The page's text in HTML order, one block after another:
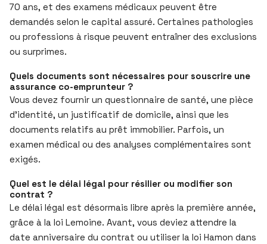
70 ans, et des examens médicaux peuvent être
demandés selon le capital assuré. Certaines pathologies
ou professions à risque peuvent entraîner des exclusions
ou surprimes.
Quels documents sont nécessaires pour souscrire une
assurance co-emprunteur ?
Vous devez fournir un questionnaire de santé, une pièce
d’identité, un justificatif de domicile, ainsi que les
documents relatifs au prêt immobilier. Parfois, un
examen médical ou des analyses complémentaires sont
exigés.
Quel est le délai légal pour résilier ou modifier son
contrat ?
Le délai légal est désormais libre après la première année,
grâce à la loi Lemoine. Avant, vous deviez attendre la
date anniversaire du contrat ou utiliser la loi Hamon dans